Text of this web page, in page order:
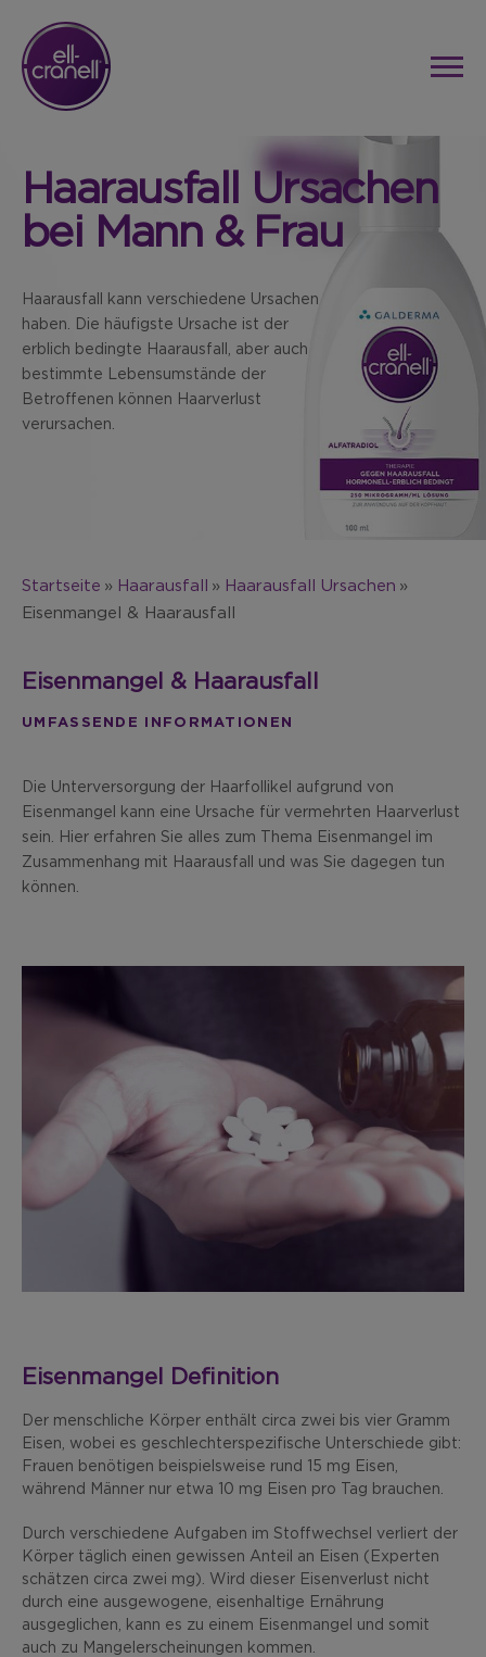
Haarausfall Ursachen
bei Mann & Frau
Haarausfall kann verschiedene Ursachen
haben. Die häufigste Ursache ist der
erblich bedingte Haarausfall, aber auch
bestimmte Lebensumstände der
Betroffenen können Haarverlust
verursachen.
Startseite Haarausfall
Haarausfall Ursachen
Eisenmangel & Haarausfall
Eisenmangel & Haarausfall
UMFASSENDE INFORMATIONEN
Die Unterversorgung der Haarfollikel aufgrund von
Eisenmangel kann eine Ursache für vermehrten Haarverlust
sein. Hier erfahren Sie alles zum Thema Eisenmangel im
Zusammenhang mit Haarausfall und was Sie dagegen tun
können.
Eisenmangel Definition
Der menschliche Körper enthält circa zwei bis vier Gramm
Eisen, wobei es geschlechterspezifische Unterschiede gibt:
Frauen benötigen beispielsweise rund 15 mg Eisen,
während Männer nur etwa 10 mg Eisen pro Tag brauchen.
Durch verschiedene Aufgaben im Stoffwechsel verliert der
Körper täglich einen gewissen Anteil an Eisen (Experten
schätzen circa zwei mg). Wird dieser Eisenverlust nicht
durch eine ausgewogene, eisenhaltige Ernährung
ausgeglichen, kann es zu einem Eisenmangel und somit
auch zu Mangelerscheinungen kommen.